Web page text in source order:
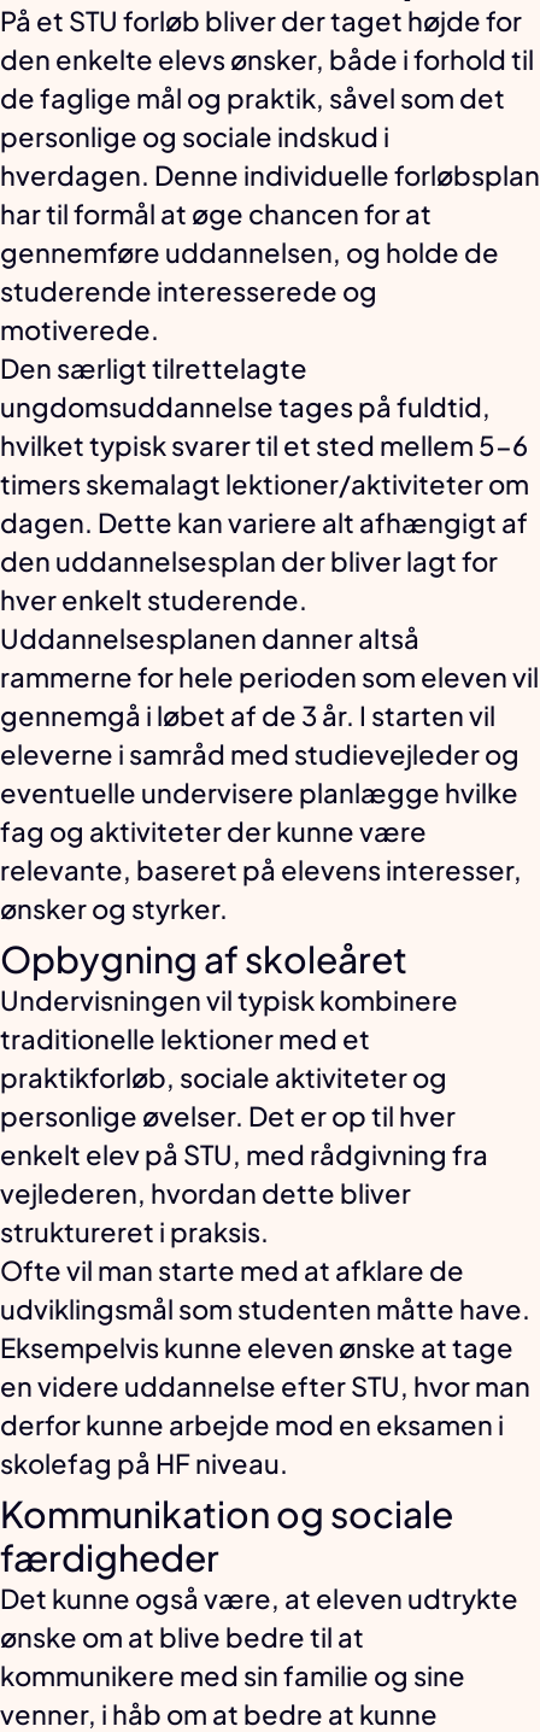
På et STU forløb bliver der taget højde for
den enkelte elevs ønsker, både i forhold til
de faglige mål og praktik, såvel som det
personlige og sociale indskud i
hverdagen. Denne individuelle forløbsplan
har til formål at øge chancen for at
gennemføre uddannelsen, og holde de
studerende interesserede og
motiverede.
Den særligt tilrettelagte
ungdomsuddannelse tages på fuldtid,
hvilket typisk svarer til et sted mellem 5-6
timers skemalagt lektioner/aktiviteter om
dagen. Dette kan variere alt afhængigt af
den uddannelsesplan der bliver lagt for
hver enkelt studerende.
Uddannelsesplanen danner altså
rammerne for hele perioden som eleven vil
gennemgå i løbet af de 3 år. I starten vil
eleverne i samråd med studievejleder og
eventuelle undervisere planlægge hvilke
fag og aktiviteter der kunne være
relevante, baseret på elevens interesser,
ønsker og styrker.
Opbygning af skoleåret
Undervisningen vil typisk kombinere
traditionelle lektioner med et
praktikforløb, sociale aktiviteter og
personlige øvelser. Det er op til hver
enkelt elev på STU, med rådgivning fra
vejlederen, hvordan dette bliver
struktureret i praksis.
Ofte vil man starte med at afklare de
udviklingsmål som studenten måtte have.
Eksempelvis kunne eleven ønske at tage
en videre uddannelse efter STU, hvor man
derfor kunne arbejde mod en eksamen i
skolefag på HF niveau.
Kommunikation og sociale
færdigheder
Det kunne også være, at eleven udtrykte
ønske om at blive bedre til at
kommunikere med sin familie og sine
venner, i håb om at bedre at kunne